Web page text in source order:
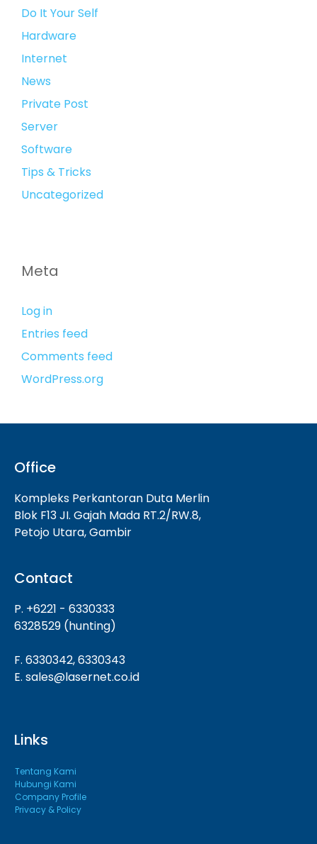
Do It Your Self
Hardware
Internet
News
Private Post
Server
Software
Tips & Tricks
Uncategorized
Meta
Log in
Entries feed
Comments feed
WordPress.org
Office
Kompleks Perkantoran Duta Merlin
Blok F13 JI. Gajah Mada RT.2/RW.8,
Petojo Utara, Gambir
Contact
P. +6221 - 6330333
6328529 (hunting)
F. 6330342, 6330343
E. sales@lasernet.co.id
Links
Tentang Kami
Hubungi Kami
Company Profile
Privacy & Policy